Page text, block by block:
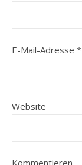
E-Mail-Adresse *
Website
Kommentieren